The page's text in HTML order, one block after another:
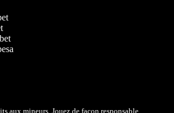
aux mineurs. Jouez de façon responsable,